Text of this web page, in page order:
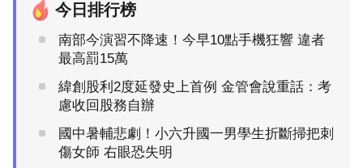
今日排行榜
南部今演習不降速！今早10點手機狂響 違者
最高罰15萬
緯創股利2度延發史上首例 金管會說重話：考
慮收回股務自辦
國中暑輔悲劇！小六升國一男學生折斷掃把刺
傷女師 右眼恐失明